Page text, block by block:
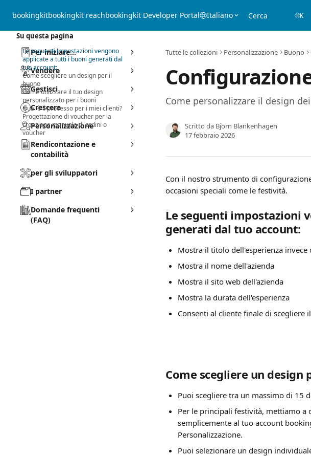
bookingkitbookingkit reachbookingkit Developer Portal Italiano Cerca ⌘K
Per iniziare...
Vendere
Gestisci
Crescere
Personalizzazione
Rendicontazione e
contabilità
per gli sviluppatori
I partner
Domande frequenti
(FAQ)
Tutte le collezioni Personalizzazione Buono
Come personalizzare il design
Scritto da Björn Blankenhagen
17 febbraio 2026
Con il nostro strumento di
occasioni speciali come le festività.
Le seguenti impostazioni
generati dal tuo account:
Mostra il titolo dell'esperienza invece
Mostra il nome dell'azienda
Mostra il sito web dell'azienda
Mostra la durata dell'esperienza
Consenti al cliente finale di
Come scegliere un design
Puoi scegliere tra un massimo di 15
Per le principali festività, mettiamo
semplicemente al tuo account
Personalizzazione.
Puoi selezionare un design
Su questa pagina
Le seguenti impostazioni vengono
applicate a tutti i buoni generati dal
tuo account:
Come scegliere un design per il
buono
Come utilizzare il tuo design
personalizzato per i buoni
Qual è il processo per i miei clienti?
Progettazione di voucher per la
creazione manuale di ordini o
voucher